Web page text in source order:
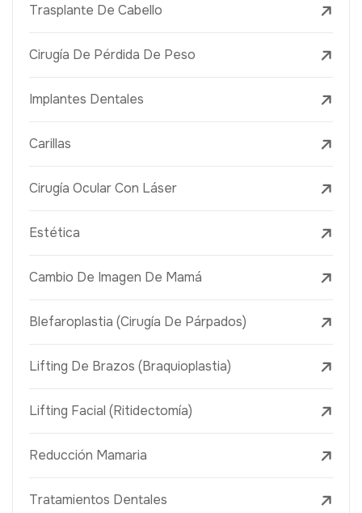
Trasplante De Cabello
Cirugía De Pérdida De Peso
Implantes Dentales
Carillas
Cirugía Ocular Con Láser
Estética
Cambio De Imagen De Mamá
Blefaroplastia (Cirugía De Párpados)
Lifting De Brazos (Braquioplastia)
Lifting Facial (Ritidectomía)
Reducción Mamaria
Tratamientos Dentales